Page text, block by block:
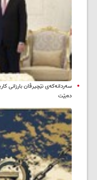
سه‌ردانه‌کەی نێچیرڤان بارزانی
ده‌بێت